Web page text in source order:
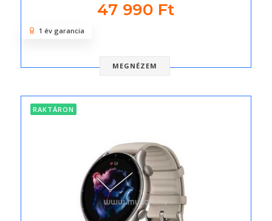
47 990 Ft
MEGNÉZEM
1 év garancia
RAKTÁRON